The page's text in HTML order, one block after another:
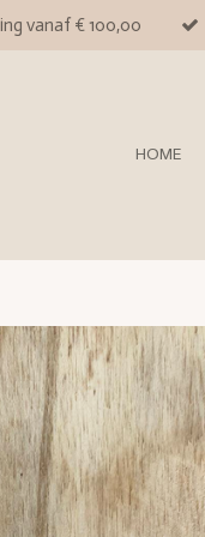
vanaf € 100,00
HOME